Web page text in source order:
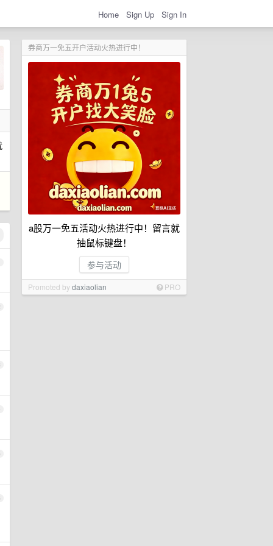
Home Sign Up Sign In
券商万一免五开户活动火热进行中！
a股万一免五活动火热进行中！留言就
抽鼠标键盘！
参与活动
Promoted bydaxiaolian PRO